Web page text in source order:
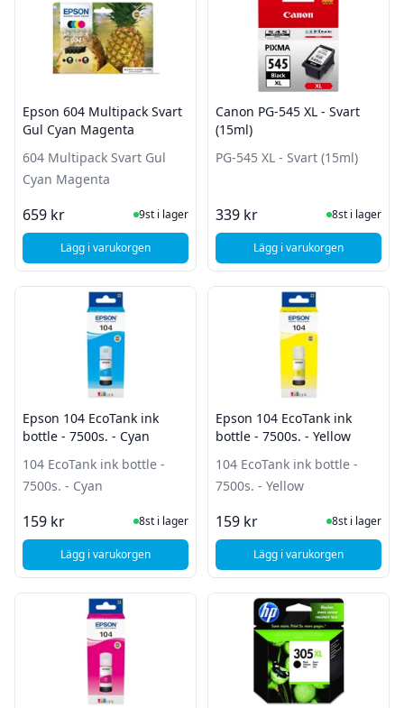
Epson 604 Multipack Svart
Gul Cyan Magenta
604 Multipack Svart Gul
Cyan Magenta
659 kr I Lager
9st i lager
Lägg i varukorgen, Epson 604 Multipack Svart Gul Cyan Magenta
Canon PG-545 XL - Svart
(15ml)
PG-545 XL - Svart (15ml)
339 kr I Lager
8st i lager
Lägg i varukorgen, Canon PG-545 XL -
Epson 104 EcoTank ink
bottle - 7500s. - Cyan
104 EcoTank ink bottle -
7500s. - Cyan
159 kr I Lager
8st i lager
Lägg i varukorgen, Epson 104 EcoTank ink bottle - 7500s. - Cyan
Epson 104 EcoTank ink
bottle - 7500s. - Yellow
104 EcoTank ink bottle -
7500s. - Yellow
159 kr I Lager
8st i lager
Lägg i varukorgen
, Epson 104